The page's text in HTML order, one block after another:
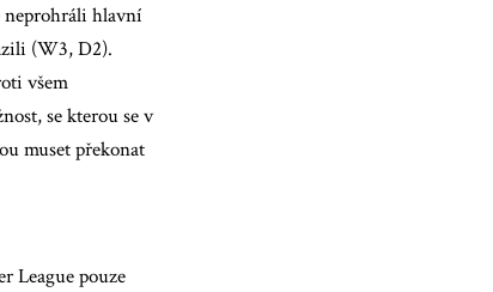
neprohráli hlavní
(W3, D2).
všem
se kterou se v
muset překonat
League pouze